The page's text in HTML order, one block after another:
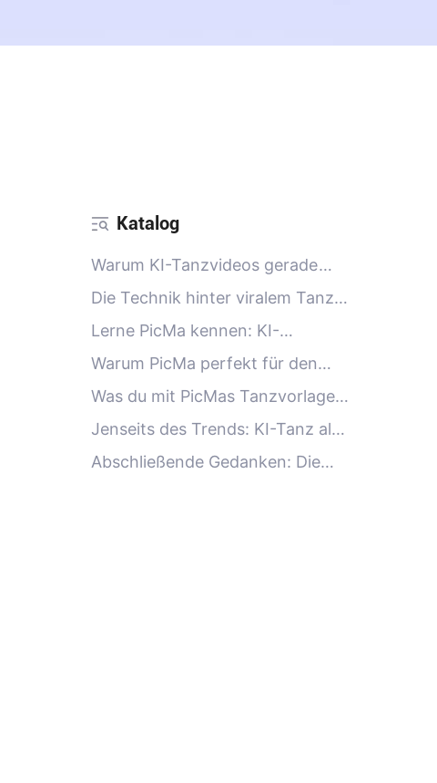
Katalog
Warum KI-Tanzvideos gerade
jetzt überall sind
Die Technik hinter viralem Tanz:
Motion Control trifft KI
Lerne PicMa kennen: KI-
Tanzvideos aus einem einzigen
Foto
Warum PicMa perfekt für den
Moment ist
Was du mit PicMas Tanzvorlagen
erstellen kannst
Jenseits des Trends: KI-Tanz als
kreativer Ausdruck
Abschließende Gedanken: Die